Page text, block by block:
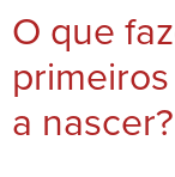
O que
a nascer?